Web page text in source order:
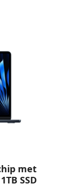
met
SSD